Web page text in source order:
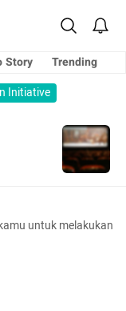
Story
Trending
Initiative
untuk melakukan